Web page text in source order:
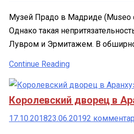
Музей Прадо в Мадриде (Museo
Однако такая
Лувром и Эрмитажем. В
Continue Reading
Королевский дворец в
17.10.201823.06.20192